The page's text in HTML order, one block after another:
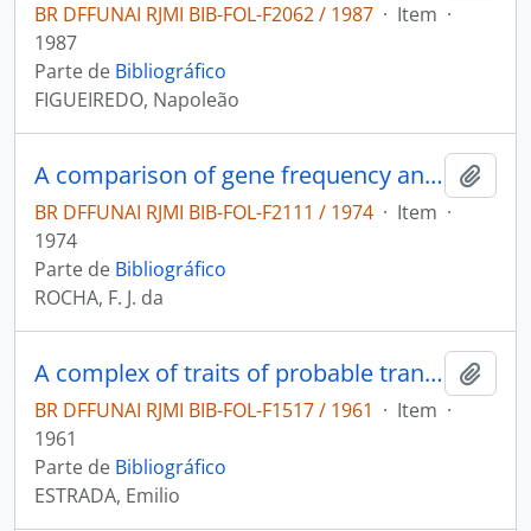
BR DFFUNAI RJMI BIB-FOL-F2062 / 1987 · Item ·
1987
Parte de Bibliográfico
FIGUEIREDO, Napoleão
A comparison of gene frequency and anthropometric distance matrices in seven villages of from indian tribes
BR DFFUNAI RJMI BIB-FOL-F2111 / 1974 · Item ·
1974
Parte de Bibliográfico
ROCHA, F. J. da
A complex of traits of probable transpacific origin on the coast of Ecuador
BR DFFUNAI RJMI BIB-FOL-F1517 / 1961 · Item ·
1961
Parte de Bibliográfico
ESTRADA, Emilio